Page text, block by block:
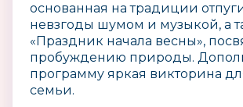
основанная на традиции
невзгоды шумом и музыкой, а
«Праздник начала весны»,
пробуждению природы.
программу яркая викторина
семьи.